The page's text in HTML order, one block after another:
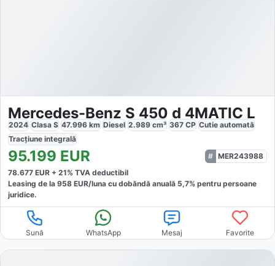
Mercedes-Benz S 450 d 4MATIC L
2024 Clasa S 47.996 km Diesel 2.989 cm³ 367 CP Cutie automată
Tracțiune integrală
95.199 EUR
MER243988
78.677 EUR + 21% TVA deductibil
Leasing de la 958 EUR/luna cu dobăndă anuală 5,7% pentru persoane
juridice.
Sună WhatsApp Mesaj Favorite